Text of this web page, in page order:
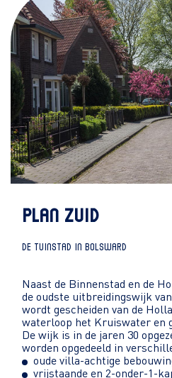
PLAN ZUID
DE TUINSTAD IN BOLSWARD
Naast de Binnenstad en de
de oudste uitbreidingswijk
wordt gescheiden van de
waterloop het Kruiswater en
De wijk is in de jaren 30
worden opgedeeld in
oude villa-achtige
vrijstaande en 2-onder-1-